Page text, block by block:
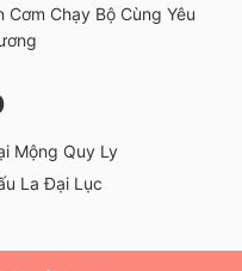
Cơm Chạy Bộ Cùng Yêu
Mộng Quy Ly
La Đại Lục